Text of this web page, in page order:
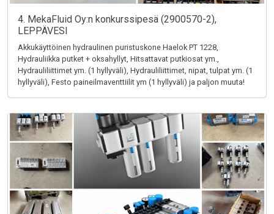
4. MekaFluid Oy:n konkurssipesä (2900570-2),
LEPPÄVESI
Akkukäyttöinen hydraulinen puristuskone Haelok PT 1228,
Hydrauliikka putket + oksahyllyt, Hitsattavat putkiosat ym.,
Hydrauliliittimet ym. (1 hyllyväli), Hydrauliliittimet, nipat, tulpat ym. (1
hyllyväli), Festo paineilmaventtiilit ym (1 hyllyväli) ja paljon muuta!